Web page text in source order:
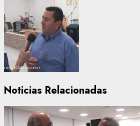
Noticias Relacionadas